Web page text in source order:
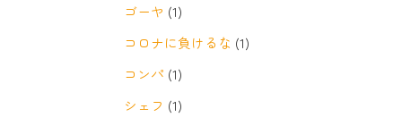
ゴーヤ (1)
コロナに負けるな (1)
コンパ (1)
シェフ (1)